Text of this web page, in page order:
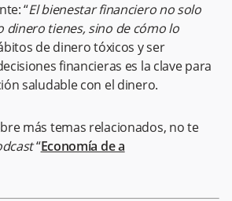
“El bienestar financiero no solo
dinero tienes, sino de cómo lo
de dinero​ tóxicos y ser
financieras es la clave para
saludable con el dinero.
más temas relacionados, no te
“Economía de a